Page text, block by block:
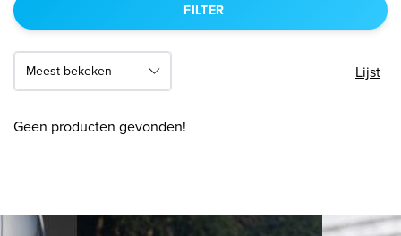
FILTER
Lijst
Geen producten gevonden!